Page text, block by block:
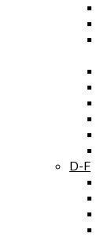
D-F